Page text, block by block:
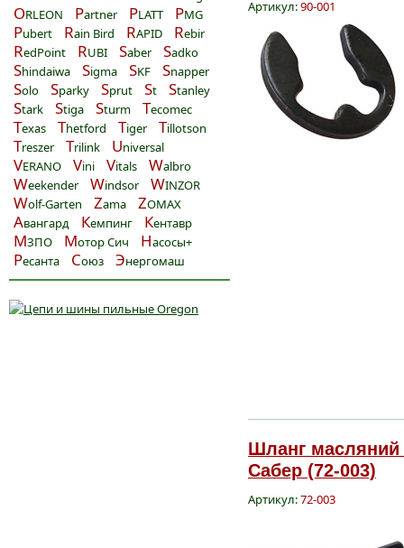
ORLEON Partner PLATT PMG
Pubert Rain Bird RAPID Rebir
RedPoint RUBI Saber Sadko
Shindaiwa Sigma SKF Snapper
Solo Sparky Sprut St Stanley
Stark Stiga Sturm Tecomec
Texas Thetford Tiger Tillotson
Treszer Trilink Universal
VERANO Vini Vitals Walbro
Weekender Windsor WINZOR
Wolf-Garten Zama ZOMAX
Авангард Кемпинг Кентавр
МЗПО Мотор Сич Насосы+
Ресанта Союз Энергомаш
Артикул:90-001
Шланг масляний
Сабер (72-003)
Артикул:72-003